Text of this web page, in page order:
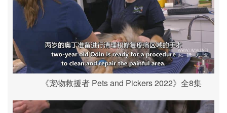
《宠物救援者 Pets and Pickers 2022》全8集